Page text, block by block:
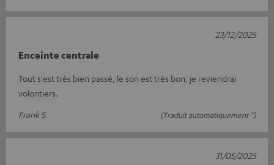
Enceinte centrale
Tout s'est très bien passé, le son est très bon, je reviendrai
volontiers.
Frank S.
(Traduit automatiquement *)
23/12/2025
31/05/2025